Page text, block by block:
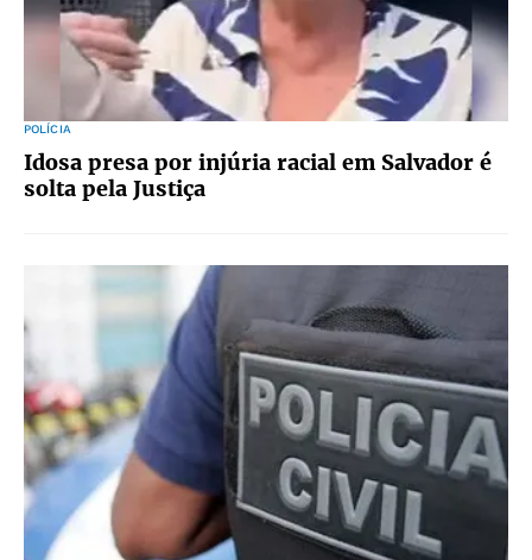
POLÍCIA
Idosa presa por injúria racial em Salvador é
solta pela Justiça